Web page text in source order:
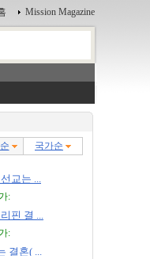
Mission Magazine